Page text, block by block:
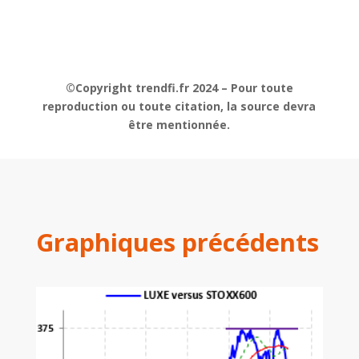
©Copyright trendfi.fr 2024 – Pour toute
reproduction ou toute citation, la source devra
être mentionnée.
Graphiques précédents